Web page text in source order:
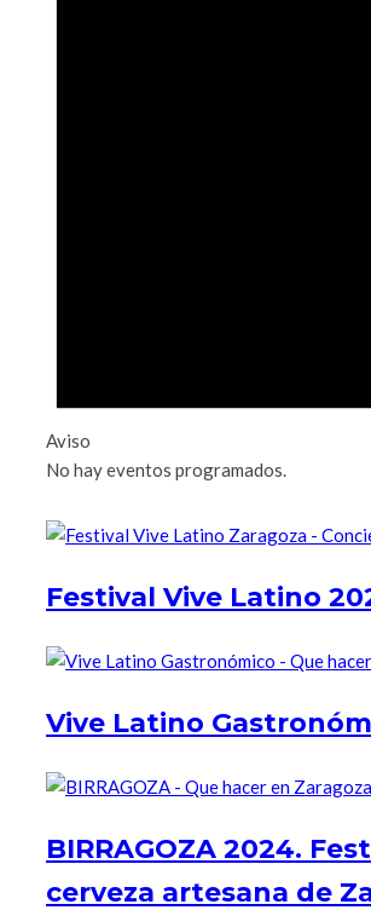
Aviso
No hay eventos programados.
Festival Vive Latino
Vive Latino
BIRRAGOZA 2024.
cerveza artesana de